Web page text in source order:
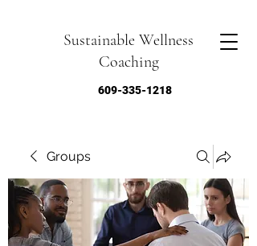
Sustainable Wellness
Coaching
609-335-1218
Groups